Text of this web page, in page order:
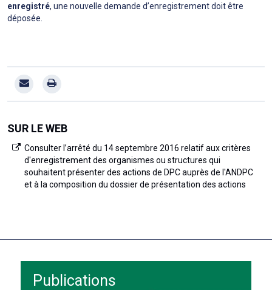
enregistré, une nouvelle demande d’enregistrement doit être
déposée.
SUR LE WEB
Consulter l’arrêté du 14 septembre 2016 relatif aux critères
d'enregistrement des organismes ou structures qui
souhaitent présenter des actions de DPC auprès de l'ANDPC
et à la composition du dossier de présentation des actions
Publications